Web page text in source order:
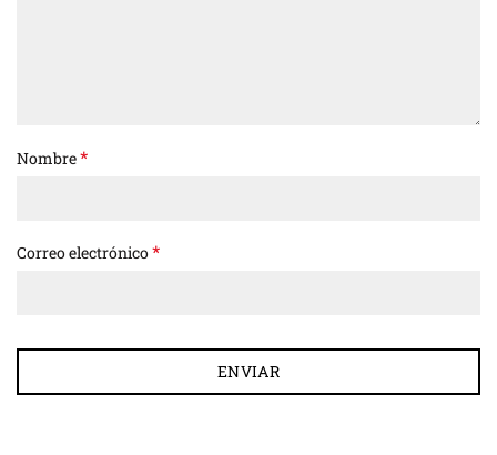
Nombre*
Correo electrónico*